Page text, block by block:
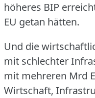
höheres BIP
EU getan hätten.
Und die
mit schlechter
mit mehreren Mrd
Wirtschaft,